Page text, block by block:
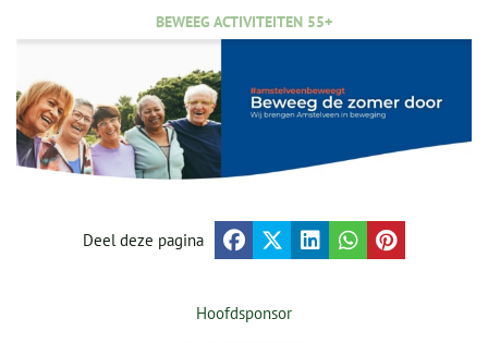
BEWEEG ACTIVITEITEN 55+
Deel deze pagina
Hoofdsponsor